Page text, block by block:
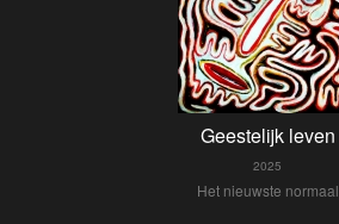
Geestelijk leven
2025
Het nieuwste normaal